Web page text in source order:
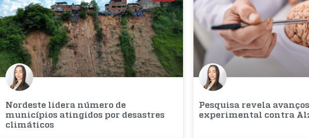
Nordeste lidera número de
municípios atingidos por desastres
climáticos
Pesquisa revela
experimental contra